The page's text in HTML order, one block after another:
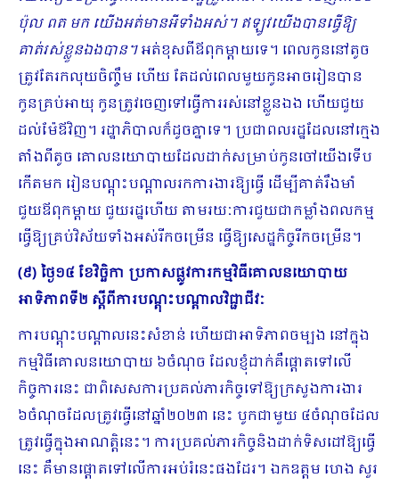
ប៉ុល ពត មក យើងអត់មានអីទាំងអស់។ ឥឡូវយើងបានធ្វើឱ្យ
គាត់រស់ខ្លួនឯងបាន។អត់ខុសពីឪពុកម្តាយទេ។ ពេលកូននៅតូច
ត្រូវតែរកលុយចិញ្ចឹម ហើយ តែដល់ពេលមួយកូនអាចរៀនបាន
កូនគ្រប់អាយុ កូនត្រូវចេញទៅធ្វើការរស់នៅខ្លួនឯង ហើយជួយ
ដល់ម៉ែឪវិញ។ រដ្ឋាភិបាលក៏ដូចគ្នាទេ។ ប្រជាពលរដ្ឋដែលនៅក្មេង
តាំងពីតូច គោលនយោបាយដែលដាក់សម្រាប់កូនចៅយើងទើប
កើតមក រៀនបណ្តុះបណ្តាលរកការងារឱ្យធ្វើ ដើម្បីគាត់រឹងមាំ
ជួយឪពុកម្តាយ ជួយរដ្ឋហើយ តាមរយៈការជួយជាកម្លាំងពលកម្ម
ធ្វើឱ្យគ្រប់វិស័យទាំងអស់រីកចម្រើន ធ្វើឱ្យសេដ្ឋកិច្ចរីកចម្រើន។
(៩) ថ្ងៃ១៤ ខែវិច្ឆិកា ប្រកាសផ្លូវការកម្មវិធីគោលនយោបាយ
អាទិភាពទី២ ស្តីពីការបណ្ដុះបណ្ដាលវិជ្ជាជីវៈ
ការបណ្តុះបណ្តាលនេះសំខាន់ ហើយជាអាទិភាពចម្បង នៅក្នុង
កម្មវិធីគោលនយោបាយ ៦ចំណុច ដែលខ្ញុំដាក់គឺផ្តោតទៅលើ
កិច្ចការនេះ ជាពិសេសការប្រគល់ភារកិច្ចទៅឱ្យក្រសួងការងារ
៦ចំណុចដែលត្រូវធ្វើនៅឆ្នាំ២០២៣ នេះ បូកជាមួយ ៤ចំណុចដែល
ត្រូវធ្វើក្នុងអាណត្តិនេះ។ ការប្រគល់ភារកិច្ចនិងដាក់ទិសដៅឱ្យធ្វើ
នេះ គឺមានផ្តោតទៅលើការអប់រំនេះផងដែរ។ ឯកឧត្តម ហេង សួរ